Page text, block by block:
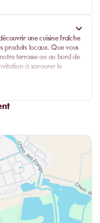
une cuisine fraîche
produits locaux. Que vous
terrasse ou au bord de
à savourer le
de plats allant des
en passant par des
séduire par notre
votre journée de